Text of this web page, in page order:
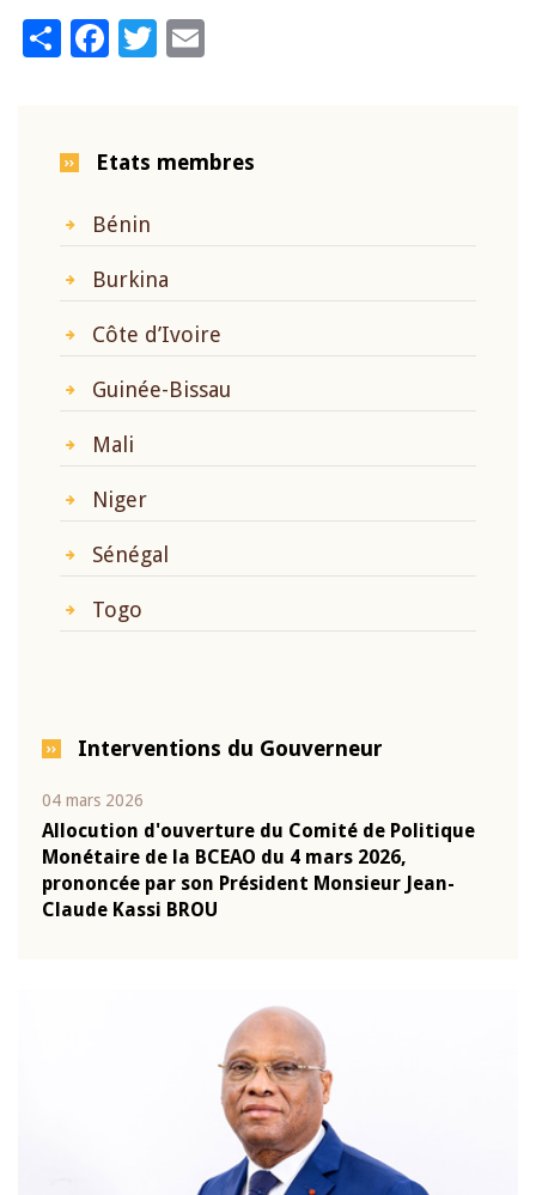
ShareFacebook
Twitter
Etats membres
Bénin
Burkina
Côte d’Ivoire
Guinée-Bissau
Mali
Niger
Sénégal
Togo
Interventions du Gouverneur
04 mars 2026
Allocution d'ouverture du Comité de Politique
Monétaire de la BCEAO du 4 mars 2026,
prononcée par son Président Monsieur Jean-
Claude Kassi BROU